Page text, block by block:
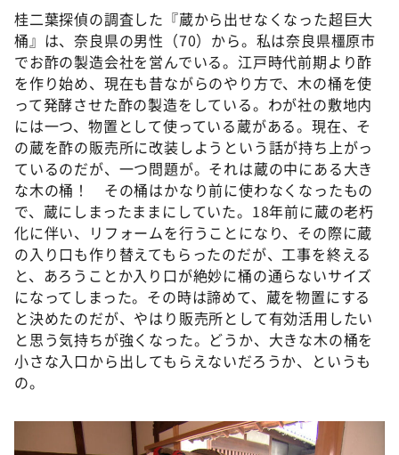
ザキ山小屋本館
ぺこぱのまるスポ
アナ回覧板
桂二葉探偵の調査した『蔵から出せなくなった超巨大
桶』は、奈良県の男性（70）から。私は奈良県橿原市
でお酢の製造会社を営んでいる。江戸時代前期より酢
を作り始め、現在も昔ながらのやり方で、木の桶を使
って発酵させた酢の製造をしている。わが社の敷地内
には一つ、物置として使っている蔵がある。現在、そ
の蔵を酢の販売所に改装しようという話が持ち上がっ
ているのだが、一つ問題が。それは蔵の中にある大き
な木の桶！ その桶はかなり前に使わなくなったもの
で、蔵にしまったままにしていた。18年前に蔵の老朽
化に伴い、リフォームを行うことになり、その際に蔵
の入り口も作り替えてもらったのだが、工事を終える
と、あろうことか入り口が絶妙に桶の通らないサイズ
になってしまった。その時は諦めて、蔵を物置にする
と決めたのだが、やはり販売所として有効活用したい
と思う気持ちが強くなった。どうか、大きな木の桶を
小さな入口から出してもらえないだろうか、というも
の。